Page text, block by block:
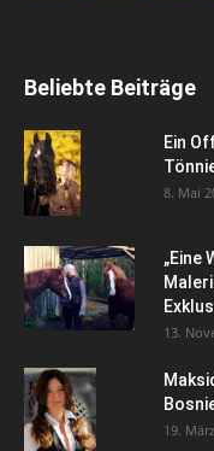
Beliebte Beiträge
Ein
8. Mai
„Eine
13.
19.